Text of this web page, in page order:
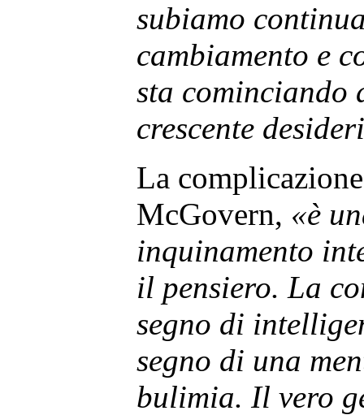
subiamo
cambiamento e
sta cominciando
crescente
La
McGovern, «è
inquinamento
il pensiero. La
segno di
segno di una
bulimia. Il vero